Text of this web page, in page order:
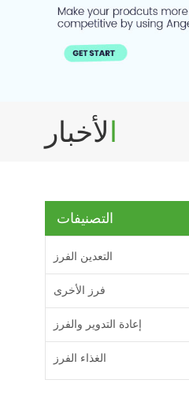
الأخبار
التصنيفات
التعدين الفرز
فرز الأخرى
إعادة التدوير والفرز
الغذاء الفرز